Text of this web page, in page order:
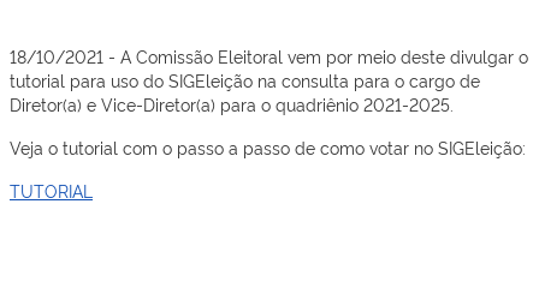
18/10/2021 - A Comissão Eleitoral vem por meio deste divulgar o
tutorial para uso do SIGEleição na consulta para o cargo de
Diretor(a) e Vice-Diretor(a) para o quadriênio 2021-2025.
Veja o tutorial com o passo a passo de como votar no SIGEleição:
TUTORIAL